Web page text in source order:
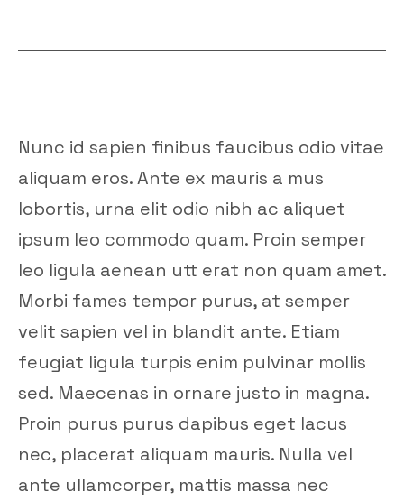
Nunc id sapien finibus faucibus odio vitae
aliquam eros. Ante ex mauris a mus
lobortis, urna elit odio nibh ac aliquet
ipsum leo commodo quam. Proin semper
leo ligula aenean utt erat non quam amet.
Morbi fames tempor purus, at semper
velit sapien vel in blandit ante. Etiam
feugiat ligula turpis enim pulvinar mollis
sed. Maecenas in ornare justo in magna.
Proin purus purus dapibus eget lacus
nec, placerat aliquam mauris. Nulla vel
ante ullamcorper, mattis massa nec